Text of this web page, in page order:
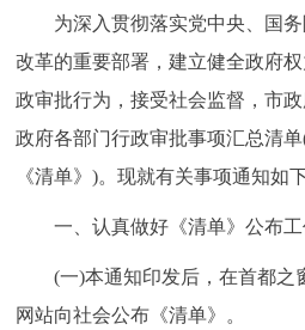
便民服务 利企服务
政民互动
参与调查 在线访谈
为深入贯彻落实党中央、国务
改革的重要部署，建立健全政府
政审批行为，接受社会监督，市
政府各部门行政审批事项汇总清
《清单》)。现就有关事项通知如下
一、认真做好《清单》公布工
(一)本通知印发后，在首都之
网站向社会公布《清单》。